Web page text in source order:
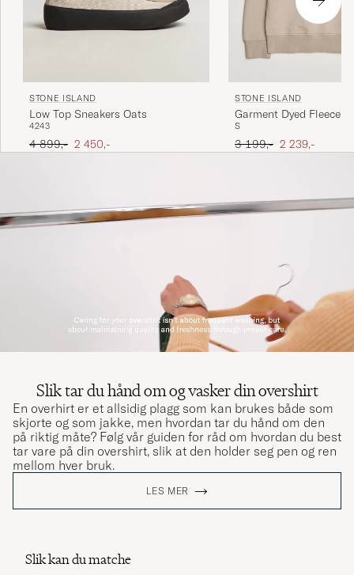
STONE ISLAND
Low Top Sneakers Oats
4243
Ordinær pris
4 899,- Nedsatt pris
2 450,-
STONE ISLAND
Garment Dyed Fleece
Desert
S
Ordinær pris
3 199,- Nedsatt pris
2 239,-
Slik tar du hånd om og vasker din overshirt
En overhirt er et allsidig plagg som kan brukes både som
skjorte og som jakke, men hvordan tar du hånd om den
på riktig måte? Følg vår guiden for råd om hvordan du best
tar vare på din overshirt, slik at den holder seg pen og ren
mellom hver bruk.
LES MER
Slik kan du matche